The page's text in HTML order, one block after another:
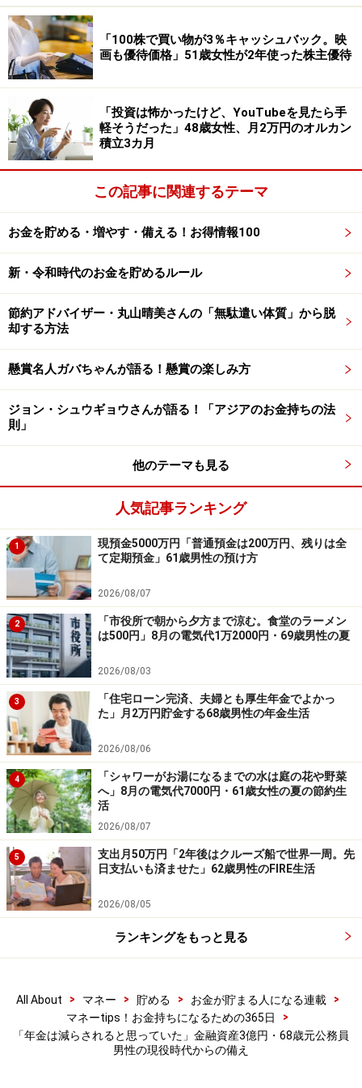
薬で体調が維持できているので、医療費が家計を圧迫す
ることもない。健康こそが最大の節約術だと思う」と記
述があります。
「正直者がばかを見るような改定は許せな
い」
現役時代にもっとこうしておけばよかったと思うことが
あるか、との問いには、「若い頃からぜいたくは慎んで
きたつもりだが、現役の終盤になって予想外の親族から
の相続があり、経済的不安が吹き飛んだ。年齢を重ねて
物欲があまりなくなってしまった今、こんなことなら若
い頃にもっと自由にお金を使っておけばよかった」とコ
メント。
今の生活で不満に思うことについては「最近になって社
会保険制度の財政逼迫（ひっぱく）により、高齢者医療
費の自己負担率を上げようという動きがあるが、何十年
努力してきた者に対し、『正直者がばかを見る』的な改
悪は許せない」と投稿者。
年齢や所得にかかわらず医療費の自己負担率は原則とし
見て、低所得者の自己負担率が10％のままでは健康保険
制度の財政状況は改善しないのではないか」と続けま
す。
一方で、老後の楽しみといえば「趣味と実益を兼ねて車
や家のメンテナンス、庭の芝生、野菜、果樹の手入れ」
なのだそう。
長らく「フルタイム共稼ぎだったので、家事を分担し、
夫婦とも健康で自宅でゆったりと暮らせる」ことに幸せ
を感じているという投稿者。最後に「夫婦円満は何もの
にも代え難い喜びである」と話していました。
※皆さんの年金エピソードを募集中です。エピソードの
採用で3000円分のAmazonギフト券をもれなくプレゼン
ト。応募はこちらから
ーーーーーーーーーーーーーーーー
※本文カッコ内の回答者コメントは原文に準拠していま
※エピソードは投稿者の当時のものです。現在とはサー
※投稿エピソードのため、内容の正確性を保証するもの
ではございません
「100株で買い物が3％キャッシュバック。映
画も優待価格」51歳女性が2年使った株主優待
「投資は怖かったけど、YouTubeを見たら手
軽そうだった」48歳女性、月2万円のオルカン
積立3カ月
この記事に関連するテーマ
お金を貯める・増やす・備える！お得情報100
新・令和時代のお金を貯めるルール
節約アドバイザー・丸山晴美さんの「無駄遣い体質」から脱
却する方法
懸賞名人ガバちゃんが語る！懸賞の楽しみ方
ジョン・シュウギョウさんが語る！「アジアのお金持ちの法
則」
他のテーマも見る
人気記事ランキング
1
現預金5000万円「普通預金は200万円、残りは全
て定期預金」61歳男性の預け方
2026/08/07
2
「市役所で朝から夕方まで涼む。食堂のラーメン
は500円」8月の電気代1万2000円・69歳男性の夏
2026/08/03
3
「住宅ローン完済、夫婦とも厚生年金でよかっ
た」月2万円貯金する68歳男性の年金生活
2026/08/06
4
「シャワーがお湯になるまでの水は庭の花や野菜
へ」8月の電気代7000円・61歳女性の夏の節約生
活
2026/08/07
5
支出月50万円「2年後はクルーズ船で世界一周。先
日支払いも済ませた」62歳男性のFIRE生活
2026/08/05
ランキングをもっと見る
All About > マネー > 貯める > お金が貯まる人になる連載
>
マネーtips！お金持ちになるための365日
>
「年金は減らされると思っていた」金融資産3億円・68歳元公務員
男性の現役時代からの備え